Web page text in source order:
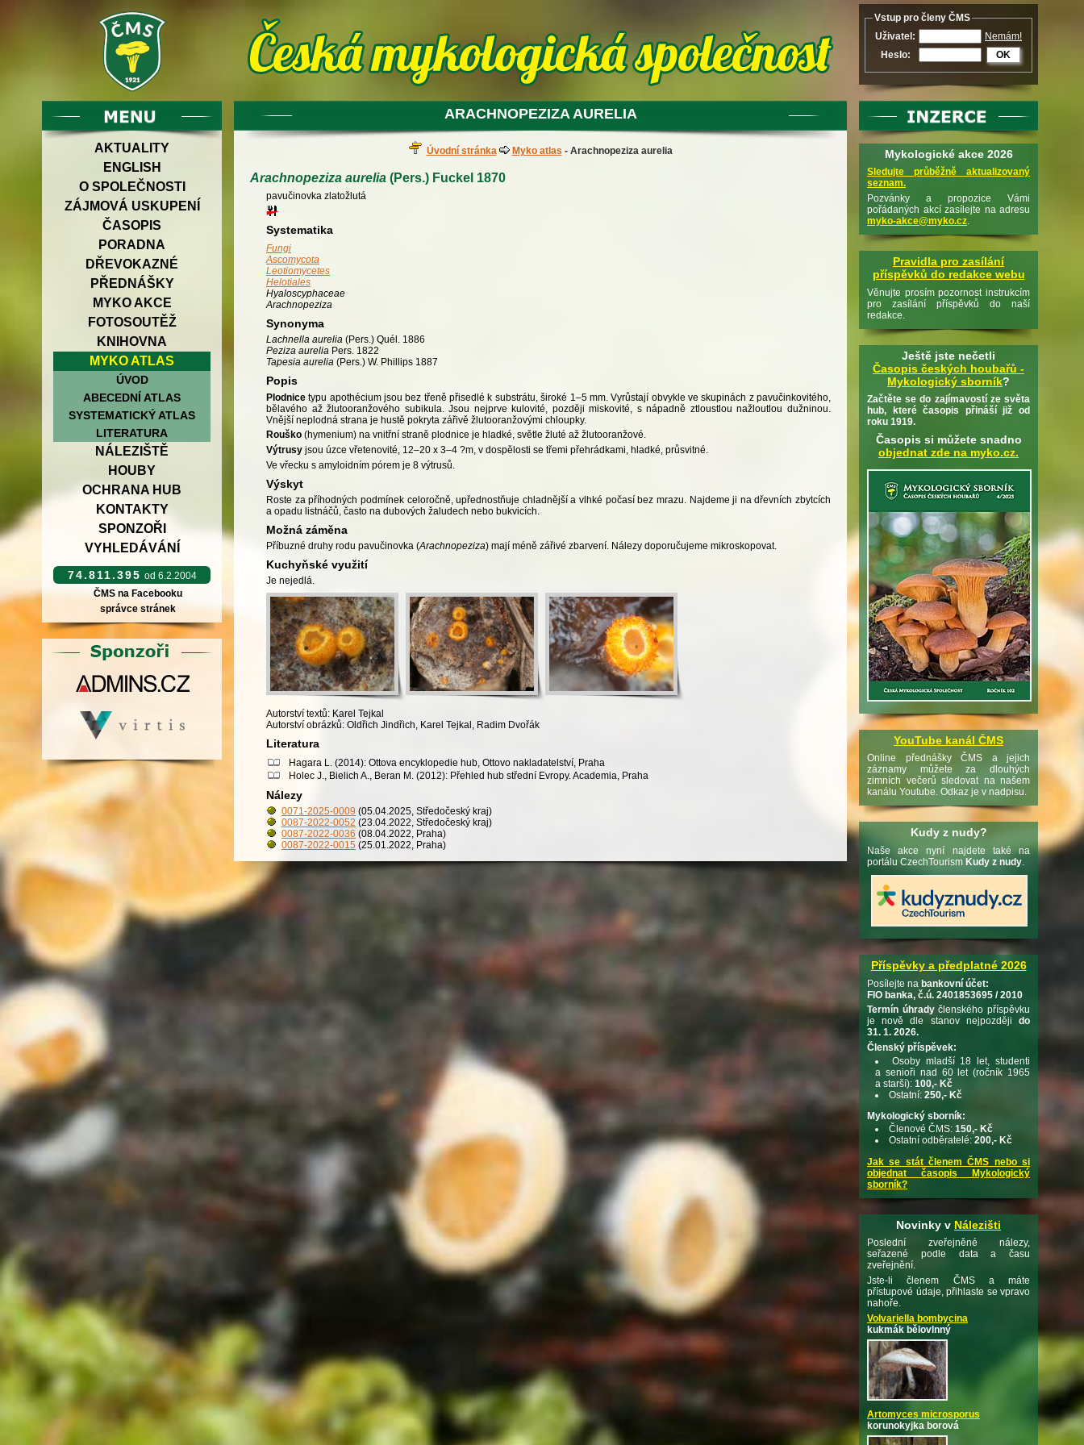
AKTUALITY
ENGLISH
O SPOLEČNOSTI
ZÁJMOVÁ USKUPENÍ
ČASOPIS
PORADNA
DŘEVOKAZNÉ
PŘEDNÁŠKY
MYKO AKCE
FOTOSOUTĚŽ
KNIHOVNA
MYKO ATLAS
ÚVOD
ABECEDNÍ ATLAS
SYSTEMATICKÝ ATLAS
LITERATURA
NÁLEZIŠTĚ
HOUBY
OCHRANA HUB
KONTAKTY
SPONZOŘI
VYHLEDÁVÁNÍ
74.811.395 od 6.2.2004
ČMS na Facebooku
správce stránek
ARACHNOPEZIZA AURELIA
Úvodní stránka Myko atlas - Arachnopeziza aurelia
Arachnopeziza aurelia (Pers.) Fuckel 1870
pavučinovka zlatožlutá
Systematika
Fungi
Ascomycota
Leotiomycetes
Helotiales
Hyaloscyphaceae
Arachnopeziza
Synonyma
Lachnella aurelia (Pers.) Quél. 1886
Peziza aurelia Pers. 1822
Tapesia aurelia (Pers.) W. Phillips 1887
Popis
Plodnice typu apothécium jsou bez třeně přisedlé k substrátu, široké 1–5 mm. Vyrůstají obvykle ve skupinách z pavučinkovitého,
bělavého až žlutooranžového subikula. Jsou nejprve kulovité, později miskovité, s nápadně ztloustlou nažloutlou dužninou.
Vnější neplodná strana je hustě pokryta zářivě žlutooranžovými chloupky.
Rouško (hymenium) na vnitřní straně plodnice je hladké, světle žluté až žlutooranžové.
Výtrusy jsou úzce vřetenovité, 12–20 x 3–4 ?m, v dospělosti se třemi přehrádkami, hladké, průsvitné.
Ve vřecku s amyloidním pórem je 8 výtrusů.
Výskyt
Roste za příhodných podmínek celoročně, upřednostňuje chladnější a vlhké počasí bez mrazu. Najdeme ji na dřevních zbytcích
a opadu listnáčů, často na dubových žaludech nebo bukvicích.
Možná záměna
Příbuzné druhy rodu pavučinovka (Arachnopeziza) mají méně zářivé zbarvení. Nálezy doporučujeme mikroskopovat.
Kuchyňské využití
Je nejedlá.
Autorství textů: Karel Tejkal
Autorství obrázků: Oldřich Jindřich, Karel Tejkal, Radim Dvořák
Literatura
Hagara L. (2014): Ottova encyklopedie hub, Ottovo nakladatelství, Praha
Holec J., Bielich A., Beran M. (2012): Přehled hub střední Evropy. Academia, Praha
Nálezy
0071-2025-0009 (05.04.2025, Středočeský kraj)
0087-2022-0052 (23.04.2022, Středočeský kraj)
0087-2022-0036 (08.04.2022, Praha)
0087-2022-0015 (25.01.2022, Praha)
Vstup pro členy ČMS
Uživatel:
Nemám!
Heslo:
OK
Mykologické akce 2026
Sledujte průběžně aktualizovaný
seznam.
Pozvánky a propozice Vámi
pořádaných akcí zasílejte na adresu
myko-akce@myko.cz.
Pravidla pro zasílání
příspěvků do redakce webu
Věnujte prosím pozornost instrukcím
pro zasílání příspěvků do naší
redakce.
Ještě jste nečetli
Časopis českých houbařů -
Mykologický sborník?
Začtěte se do zajímavostí ze světa
hub, které časopis přináší již od
roku 1919.
Časopis si můžete snadno
objednat zde na myko.cz.
YouTube kanál ČMS
Online přednášky ČMS a jejich
záznamy můžete za dlouhých
zimních večerů sledovat na našem
kanálu Youtube. Odkaz je v nadpisu.
Kudy z nudy?
Naše akce nyní najdete také na
portálu CzechTourism Kudy z nudy
Příspěvky a předplatné 2026
Posílejte na bankovní účet:
FIO banka, č.ú. 2401853695 / 2010
Termín úhradyčlenského příspěvku
je nově dle stanov nejpozději do
31. 1. 2026.
Členský příspěvek:
Osoby mladší 18 let, studenti
a senioři nad 60 let (ročník 1965
a starší): 100,- Kč
Ostatní: 250,- Kč
Mykologický sborník:
Členové ČMS: 150,- Kč
Ostatní odběratelé: 200,- Kč
Jak se stát členem ČMS nebo si
objednat časopis Mykologický
sborník?
Novinky v Nálezišti
Poslední zveřejněné nálezy,
seřazené podle data a času
zveřejnění.
Jste-li členem ČMS a máte
přístupové údaje, přihlaste se vpravo
nahoře.
Volvariella bombycina
kukmák bělovlnný
Artomyces microsporus
korunokyjka borová